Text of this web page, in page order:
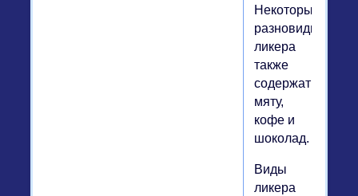
Некоторые
разновидности
ликера
также
содержат
мяту,
кофе и
шоколад.
Виды
ликера